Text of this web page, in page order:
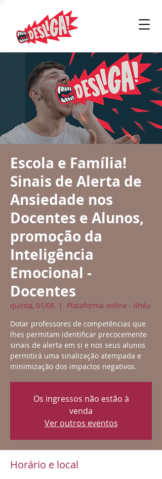
Escola e Família!
Sinais de Alerta de
Ansiedade nos
Docentes e Alunos,
promoção da
Inteligência
Emocional -
Docentes
quinta, 01/06
  |
Plataforma online - Ilhéu
Dotar professores de competências que
lhes permitam identificar precocemente
sinais de alerta em si e nos seus alunos
permitirá uma sinalização atempada e
minimização dos impactos negativos.
Os ingressos não estão à
venda
Ver outros eventos
Horário e local